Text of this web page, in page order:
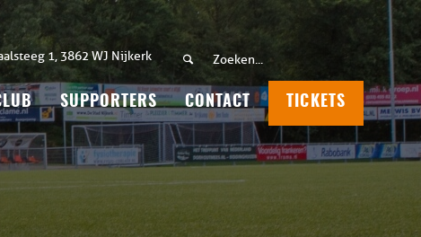
1, 3862 WJ Nijkerk
SUPPORTERS CONTACT TICKETS